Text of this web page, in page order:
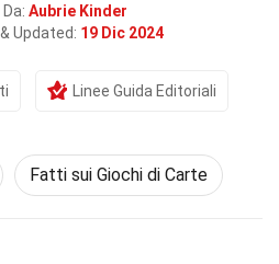
Aubrie Kinder
Updated: 19 Dic 2024
Linee Guida Editoriali
Fatti sui Giochi di Carte